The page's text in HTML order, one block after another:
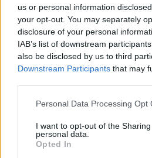
us or personal information
your opt-out. You may separately
disclosure of your personal
IAB’s list of downstream
also be disclosed by us to third
Downstream Participants that may
Please note that this website/app
not limited to your visit or usage
grant or deny consent to Google
use your data for below specified
Personal Data Processing Opt
I want to opt-out of the
personal data.
Opted In
Bateyről. Legújabban pedig egy
sorozat, aVaják Bestiáriuma
Ha eddig nem tettétek
kedvetek hozzá, a következő
szavazni arról, hogy milyen
Kattints a képre a